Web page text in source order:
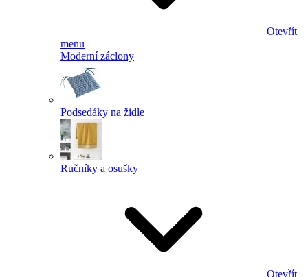
Otevřít
menu
Moderní záclony
Podsedáky na židle
Ručníky a osušky
Otevřít